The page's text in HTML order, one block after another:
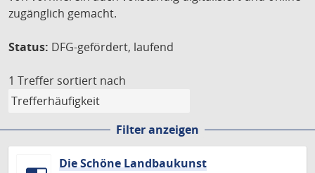
zugänglich gemacht.
Status: DFG-gefördert, laufend
1 Treffer sortiert nach
Filter anzeigen
Die Schöne Landbaukunst